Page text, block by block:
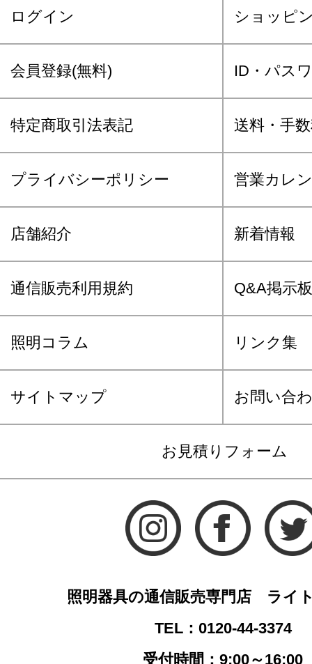
ログイン ショッピ
会員登録(無料) ID・パス
特定商取引法表記 送料・手
プライバシーポリシー 営業カレ
店舗紹介 新着情報
通信販売利用規約 Q&A掲示板
照明コラム リンク集
サイトマップ お問い合
お見積りフォーム
照明器具の通信販売専門店 ライ
TEL：0120-44-3374
受付時間：9:00～16:00